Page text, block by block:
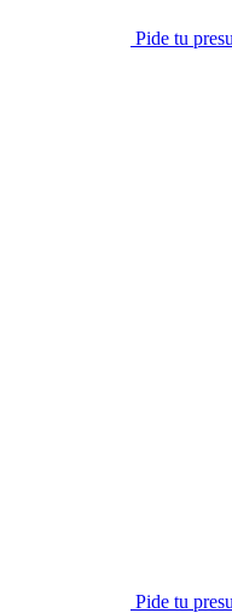
Pide tu
Pide tu